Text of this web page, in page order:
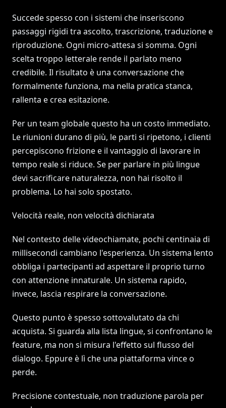
Succede spesso con i sistemi che inseriscono
passaggi rigidi tra ascolto, trascrizione, traduzione e
riproduzione. Ogni micro-attesa si somma. Ogni
scelta troppo letterale rende il parlato meno
credibile. Il risultato è una conversazione che
formalmente funziona, ma nella pratica stanca,
rallenta e crea esitazione.
Per un team globale questo ha un costo immediato.
Le riunioni durano di più, le parti si ripetono, i clienti
percepiscono frizione e il vantaggio di lavorare in
tempo reale si riduce. Se per parlare in più lingue
devi sacrificare naturalezza, non hai risolto il
problema. Lo hai solo spostato.
Velocità reale, non velocità dichiarata
Nel contesto delle videochiamate, pochi centinaia di
millisecondi cambiano l'esperienza. Un sistema lento
obbliga i partecipanti ad aspettare il proprio turno
con attenzione innaturale. Un sistema rapido,
invece, lascia respirare la conversazione.
Questo punto è spesso sottovalutato da chi
acquista. Si guarda alla lista lingue, si confrontano le
feature, ma non si misura l'effetto sul flusso del
dialogo. Eppure è lì che una piattaforma vince o
perde.
Precisione contestuale, non traduzione parola per